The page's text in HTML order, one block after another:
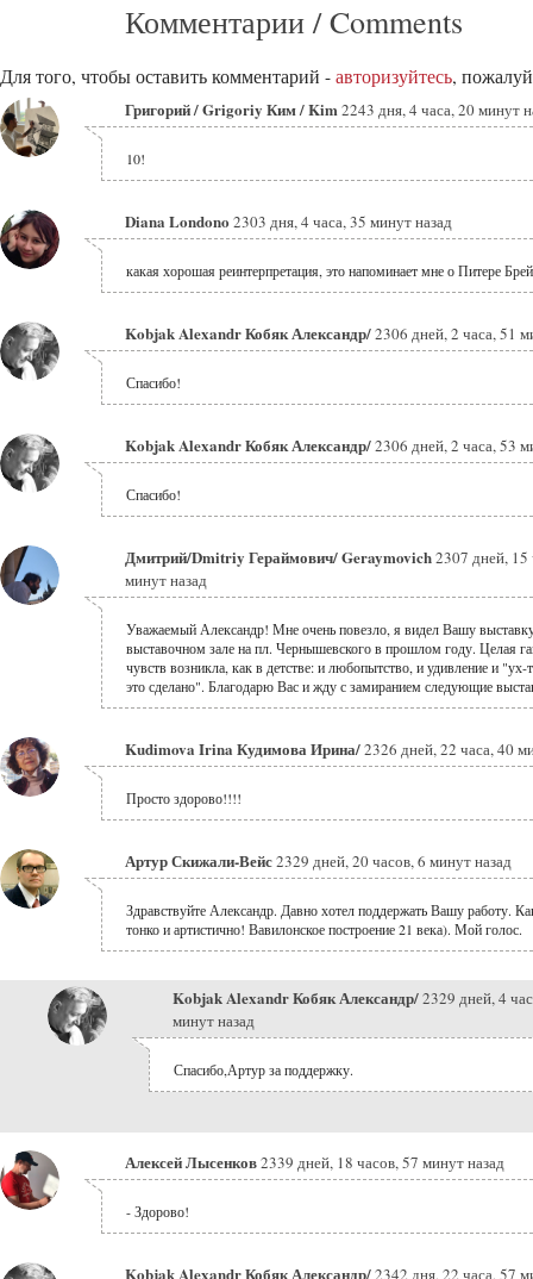
Комментарии / Comments
Для того, чтобы оставить комментарий - авторизуйтесь,
Григорий / Grigoriy Ким / Kim2243 дня, 4 часа, 20 минут
10!
Diana Londono 2303 дня, 4 часа, 35 минут назад
какая хорошая реинтерпретация, это напоминает мне о Питере
Kobjak Alexandr Кобяк Александр/2306 дней, 2 часа, 51
Спасибо!
Kobjak Alexandr Кобяк Александр/2306 дней, 2 часа, 53
Спасибо!
Дмитрий/Dmitriy Гераймович/ Geraymovich2307 дней, 15
минут назад
Уважаемый Александр! Мне очень повезло, я видел Вашу
выставочном зале на пл. Чернышевского в прошлом году. Целая
чувств возникла, как в детстве: и любопытство, и удивление и "ух-
это сделано". Благодарю Вас и жду с замиранием следующие
Kudimova Irina Кудимова Ирина/2326 дней, 22 часа, 40
Просто здорово!!!!
Артур Скижали-Вейс2329 дней, 20 часов, 6 минут назад
Здравствуйте Александр. Давно хотел поддержать Вашу работу.
тонко и артистично! Вавилонское построение 21 века). Мой голос.
Kobjak Alexandr Кобяк Александр/2329 дней, 4
минут назад
Спасибо,Артур за поддержку.
Алексей Лысенков2339 дней, 18 часов, 57 минут назад
- Здорово!
Kobjak Alexandr Кобяк Александр/2342 дня, 22 часа, 57